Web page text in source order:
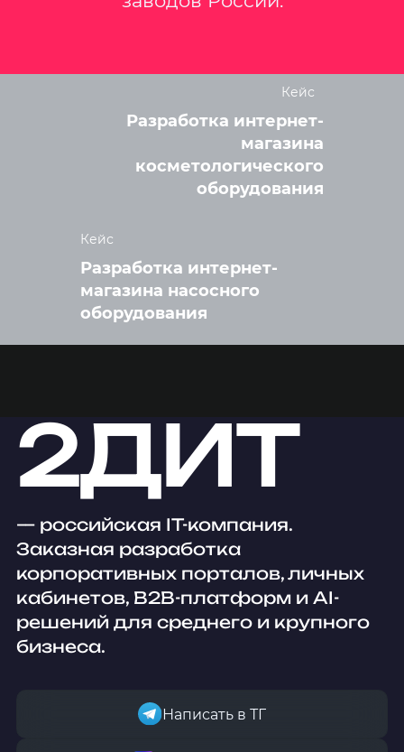
Кейс
Разработка интернет-
магазина
косметологического
оборудования
Кейс
Разработка интернет-
магазина насосного
оборудования
2ДИТ
— российская IT-компания.
Заказная разработка
корпоративных порталов, личных
кабинетов, B2B-платформ и AI-
решений для среднего и крупного
бизнеса.
Написать в ТГ